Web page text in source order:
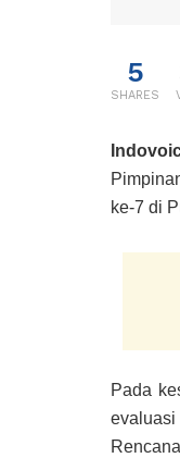
5
SHARES
ke-7 di
Pada